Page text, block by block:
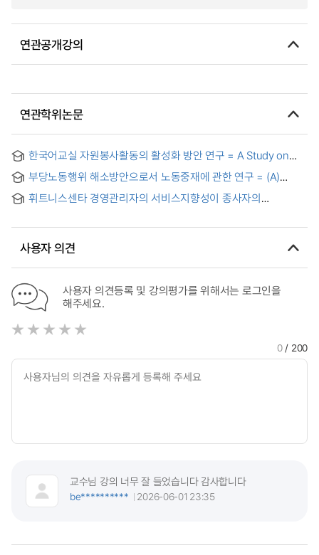
연관공개강의
연관학위논문
한국어교실 자원봉사활동의 활성화 방안 연구 = A Study on
Workers
부당노동행위 해소방안으로서 노동중재에 관한 연구 = (A)
Unfair Labor Practice
휘트니스센타 경영관리자의 서비스지향성이 종사자의
center manager
사용자 의견
사용자 의견등록 및 강의평가를 위해서는 로그인을
해주세요.
0/ 200
교수님 강의 너무 잘 들었습니다 감사합니다
be**********
2026-06-01 23:35